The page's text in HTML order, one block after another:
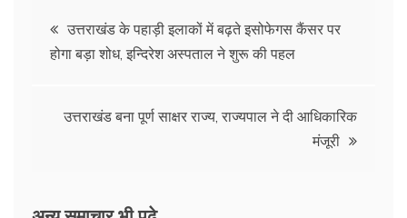
Post
navigation
उत्तराखंड के पहाड़ी इलाकों में बढ़ते इसोफेगस कैंसर पर
होगा बड़ा शोध, इन्दिरेश अस्पताल ने शुरू की पहल
उत्तराखंड बना पूर्ण साक्षर राज्य, राज्यपाल ने दी आधिकारिक
मंजूरी